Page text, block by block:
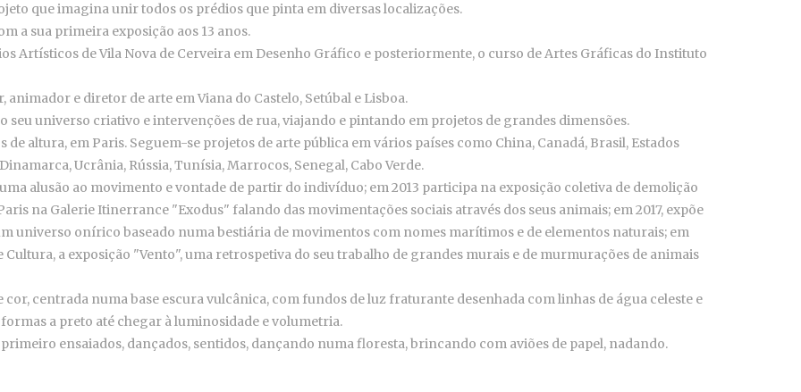
que imagina unir todos os prédios que pinta em diversas localizações.
a sua primeira exposição aos 13 anos.
Artísticos de Vila Nova de Cerveira em Desenho Gráfico e posteriormente, o curso de Artes Gráficas do Instituto
e diretor de arte em Viana do Castelo, Setúbal e Lisboa.
seu universo criativo e intervenções de rua, viajando e pintando em projetos de grandes dimensões.
de altura, em Paris. Seguem-se projetos de arte pública em vários países como China, Canadá, Brasil, Estados
Ucrânia, Rússia, Tunísia, Marrocos, Senegal, Cabo Verde.
alusão ao movimento e vontade de partir do indivíduo; em 2013 participa na exposição coletiva de demolição
na Galerie Itinerrance "Exodus" falando das movimentações sociais através dos seus animais; em 2017, expõe
universo onírico baseado numa bestiária de movimentos com nomes marítimos e de elementos naturais; em
a exposição "Vento", uma retrospetiva do seu trabalho de grandes murais e de murmurações de animais
centrada numa base escura vulcânica, com fundos de luz fraturante desenhada com linhas de água celeste e
a preto até chegar à luminosidade e volumetria.
ensaiados, dançados, sentidos, dançando numa floresta, brincando com aviões de papel, nadando.